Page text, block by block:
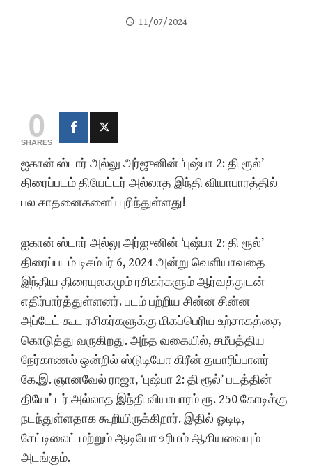
11/07/2024
0
SHARES
ஐகான் ஸ்டார் அல்லு அர்ஜுனின் ‘புஷ்பா 2: தி ரூல்’
திரைப்படம் தியேட்டர் அல்லாத இந்தி வியாபாரத்தில்
பல சாதனைகளைப் புரிந்துள்ளது!
ஐகான் ஸ்டார் அல்லு அர்ஜுனின் ‘புஷ்பா 2: தி ரூல்’
திரைப்படம் டிசம்பர் 6, 2024 அன்று வெளியாவதை
இந்திய திரையுலகமும் ரசிகர்களும் ஆர்வத்துடன்
எதிர்பார்த்துள்ளனர். படம் பற்றிய சின்ன சின்ன
அப்டேட் கூட ரசிகர்களுக்கு மிகப்பெரிய உற்சாகத்தை
கொடுத்து வருகிறது. அந்த வகையில், சமீபத்திய
நேர்காணல் ஒன்றில் ஸ்டுடியோ கிரீன் தயாரிப்பாளர்
கே.இ. ஞானவேல் ராஜா, ‘புஷ்பா 2: தி ரூல்’ படத்தின்
தியேட்டர் அல்லாத இந்தி வியாபாரம் ரூ. 250 கோடிக்கு
நடந்துள்ளதாக கூறியிருக்கிறார். இதில் ஓடிடி,
சேட்டிலைட் மற்றும் ஆடியோ உரிமம் ஆகியவையும்
அடங்கும்.